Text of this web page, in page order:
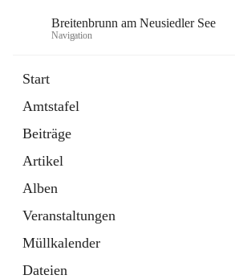
Breitenbrunn am Neusiedler See
Navigation
Start
Amtstafel
Beiträge
Artikel
Alben
Veranstaltungen
Müllkalender
Dateien
18 Schnellzugriffe
Gemeindeservice